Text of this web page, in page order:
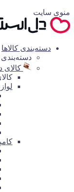
منوی سایت
دسته‌بندی کالاها
دسته‌بندی
کالای